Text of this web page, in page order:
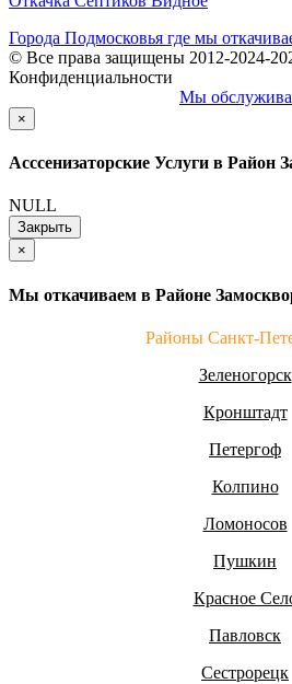
Города Подмосковья где мы
© Все права защищены 2012-2024-
Конфиденциальности
Мы
×
Асссенизаторские Услуги в Район
NULL
Закрыть
×
Мы откачиваем в Районе
Районы Санкт-
Зеленогорск
Кронштадт
Петергоф
Колпино
Ломоносов
Пушкин
Красное
Павловск
Сестрорецк